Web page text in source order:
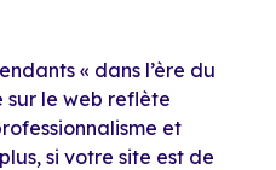
« dans l’ère du
sur le web reflète
et
si votre site est de